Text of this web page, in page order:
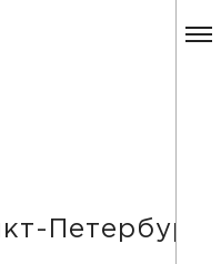
Петербург